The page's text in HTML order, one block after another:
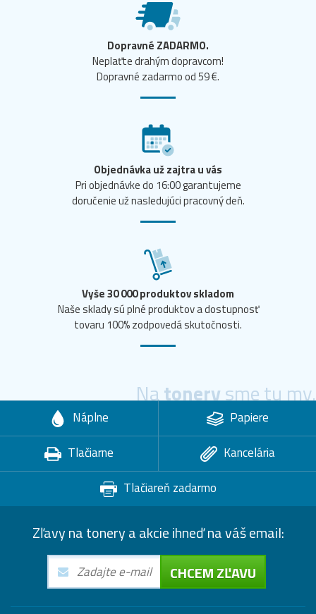
Dopravné ZADARMO.
Neplaťte drahým dopravcom!
Dopravné zadarmo od 59 €.
Objednávka už zajtra u vás
Pri objednávke do 16:00 garantujeme
doručenie už nasledujúci pracovný deň.
Vyše 30 000 produktov skladom
Naše sklady sú plné produktov a dostupnosť
tovaru 100% zodpovedá skutočnosti.
Natonerysme tu my.
Náplne
Papiere
Tlačiarne
Kancelária
Tlačiareň zadarmo
Zľavy na tonery a akcie ihneď na váš email:
CHCEM ZĽAVU